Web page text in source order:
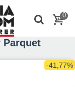
0
Parquet
-41,77%